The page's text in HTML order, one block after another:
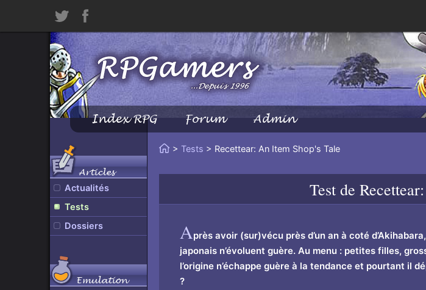
Twitter
Facebook
Index RPG Forum Admin
Menu
Principal
Articles
Actualités
Tests
Dossiers
Emulation
Vous
Accueil
> Tests > Recettear: An Item Shop's Tale
Test de
Après avoir (sur)vécu près d’un an à coté
japonais n’évoluent guère. Au menu : petites filles,
l’origine n’échappe guère à la tendance et pourtant il
?